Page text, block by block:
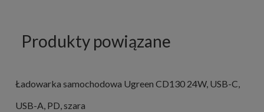
Produkty powiązane
Ładowarka samochodowa Ugreen CD130 24W, USB-C,
USB-A, PD, szara